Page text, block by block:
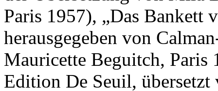
Paris 1957), „Das Bankett
herausgegeben von
Mauricette Beguitch, Paris
Edition De Seuil,